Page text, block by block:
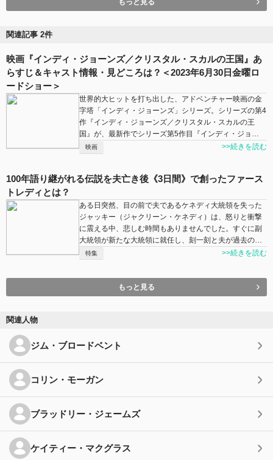
関連記事 2件
映画『インディ・ジョーンズ／クリスタル・スカルの王国』あ
らすじ＆キャスト情報・見どころは？＜2023年6月30日金曜ロ
ードショー＞
世界的大ヒットを打ち出した、アドベンチャー映画の金
字塔「インディ・ジョーンズ」シリーズ。シリーズの第4
作『インディ・ジョーンズ／クリスタル・スカルの王
国』が、最新作でシリーズ第5作目『インディ・ジョ…
映画 >>続きを読む
100年語り継がれる伝説を夫亡き後《3日間》で創ったファース
トレディとは？
ある日突然、目の前で夫であるケネディ大統領を失った
ジャッキー（ジャクリーン・ケネディ）は、怒りと衝撃
に震える中、悲しむ時間もありませんでした。すぐに副
大統領が新たな大統領に就任し、刻一刻と夫が過去の…
特集 >>続きを読む
もっと見る
関連人物
ジム・ブロードベント
コリン・モーガン
ブラッドリー・ジェームズ
ケイティー・マクグラス